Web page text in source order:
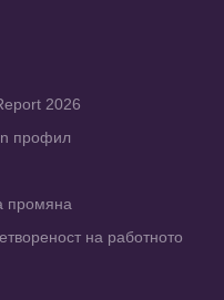
2026
профил
промяна
на работното